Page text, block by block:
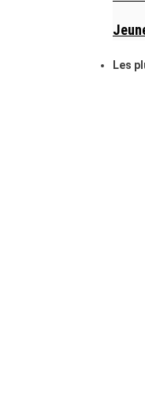
Les